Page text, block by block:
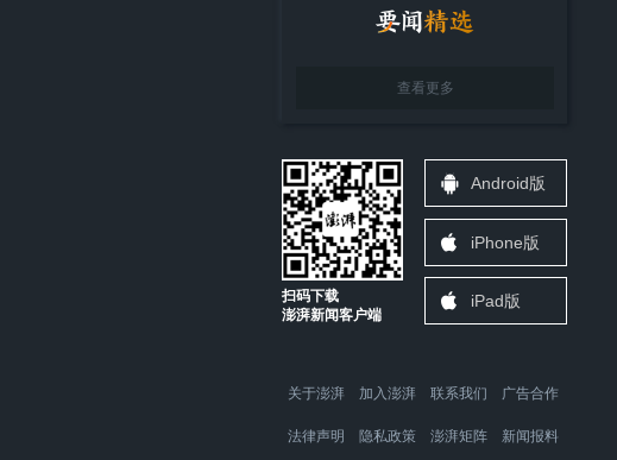
查看更多
扫码下载
澎湃新闻客户端
Android版
iPhone版
iPad版
关于澎湃 加入澎湃 联系我们 广告合作
法律声明 隐私政策 澎湃矩阵 新闻报料